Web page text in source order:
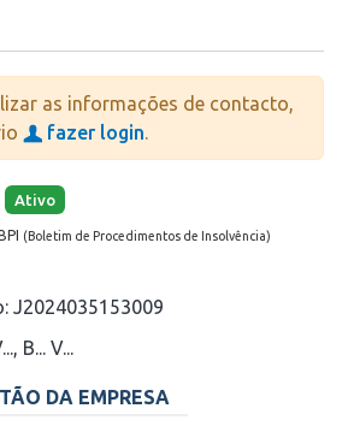
as informações de contacto,
fazer login
Ativo
(Boletim de Procedimentos de Insolvência)
J2024035153009
B... V...
DA EMPRESA